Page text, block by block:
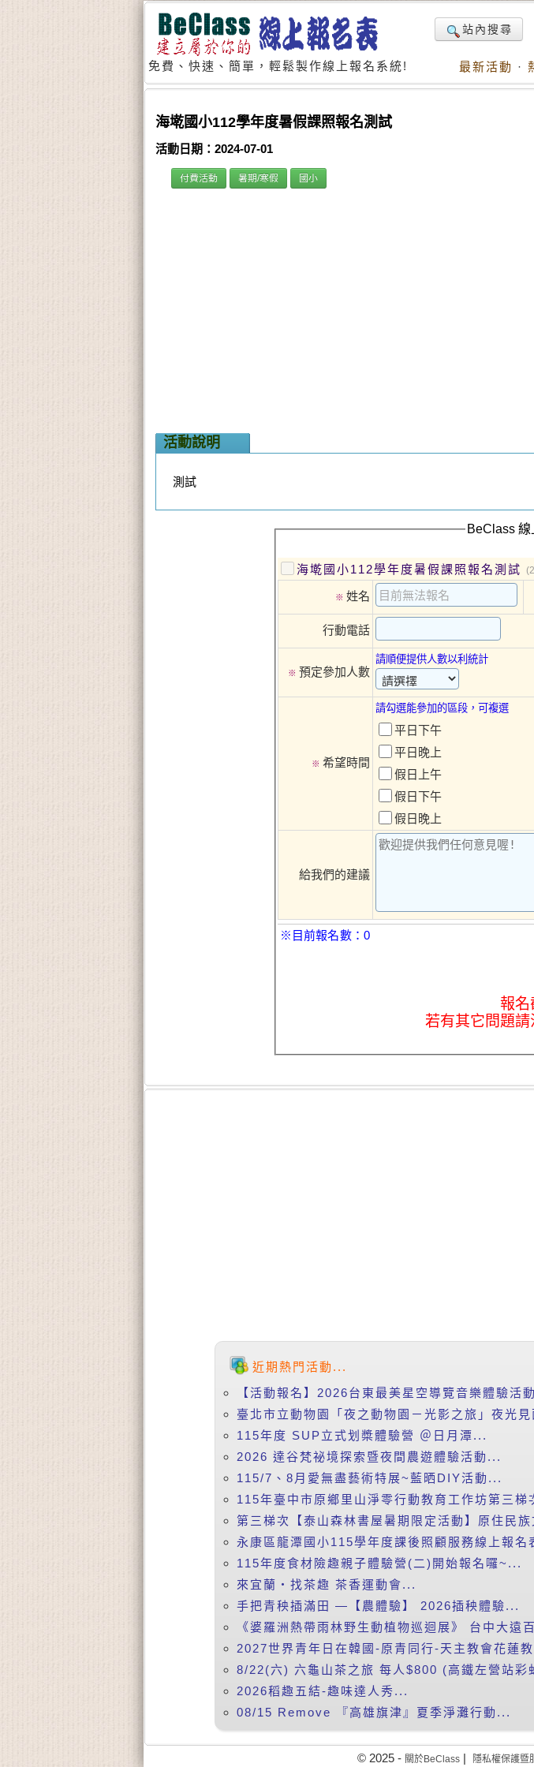
免費、快速、簡單，輕鬆製作線上報名系統!
站內搜尋
最新活動 ·
海墘國小112學年度暑假課照報名測試
活動日期：2024-07-01
付費活動 暑期/寒假 國小
活動說明
測試
BeClass
海墘國小112學年度暑假課照報名測試
※ 姓名
行動電話
※ 預定參加人數
請順便提供人數以利統計
※ 希望時間
請勾選能參加的區段，可複選
平日下午
平日晚上
假日上午
假日下午
假日晚上
給我們的建議
※目前報名數：0
報名
若有其它問題
近期熱門活動...
【活動報名】2026台東最美星空導覽音樂體驗活
臺北市立動物園「夜之動物園－光影之旅」夜光
115年度 SUP立式划槳體驗營 ＠日月潭...
2026 達谷梵祕境探索暨夜間農遊體驗活動...
115/7、8月愛無盡藝術特展~藍晒DIY活動...
115年臺中市原鄉里山淨零行動教育工作坊第三梯
第三梯次【泰山森林書屋暑期限定活動】原住民
永康區龍潭國小115學年度課後照顧服務線上報名
115年度食材險趣親子體驗營(二)開始報名囉~...
來宜蘭‧找茶趣 茶香運動會...
手把青秧插滿田 —【農體驗】 2026插秧體驗...
《婆羅洲熱帶雨林野生動植物巡迴展》 台中大遠
2027世界青年日在韓國-原青同行-天主教會花蓮
8/22(六) 六龜山茶之旅 每人$800 (高鐵左營站彩
2026稻趣五結-趣味達人秀...
08/15 Remove 『高雄旗津』夏季淨灘行動...
© 2025 - 關於BeClass | 隱私權保護暨